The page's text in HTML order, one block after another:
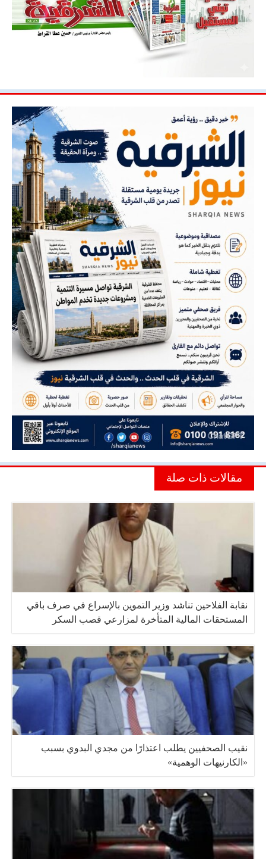
مقالات ذات صلة
نقابة الفلاحين تناشد وزير التموين بالإسراع في صرف باقي
المستحقات المالية المتأخرة لمزارعي قصب السكر
نقيب الصحفيين يطلب اعتذارًا من مجدي البدوي بسبب
«الكارنيهات الوهمية»